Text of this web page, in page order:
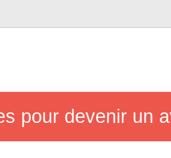
pour devenir un